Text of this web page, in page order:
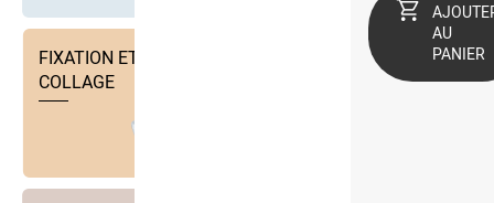
FIXATION ET TECHNIQUE DE
COLLAGE
AU
PANIER